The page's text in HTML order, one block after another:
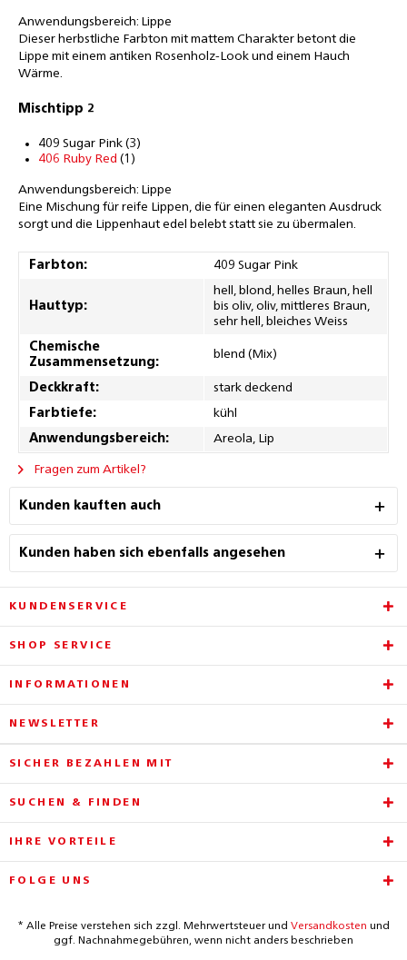
Anwendungsbereich: Lippe
Dieser herbstliche Farbton mit mattem Charakter betont die
Lippe mit einem antiken Rosenholz-Look und einem Hauch
Wärme.
Mischtipp 2
409 Sugar Pink (3)
406 Ruby Red (1)
Anwendungsbereich: Lippe
Eine Mischung für reife Lippen, die für einen eleganten Ausdruck
sorgt und die Lippenhaut edel belebt statt sie zu übermalen.
Farbton: 409 Sugar Pink
Hauttyp:
hell, blond, helles Braun, hell
bis oliv, oliv, mittleres Braun,
sehr hell, bleiches Weiss
Chemische
Zusammensetzung:
blend (Mix)
Deckkraft:
stark deckend
Farbtiefe:
kühl
Anwendungsbereich:
Areola, Lip
Fragen zum Artikel?
Kunden kauften auch
Kunden haben sich ebenfalls angesehen
KUNDENSERVICE
SHOP SERVICE
INFORMATIONEN
NEWSLETTER
SICHER BEZAHLEN MIT
SUCHEN & FINDEN
IHRE VORTEILE
FOLGE UNS
* Alle Preise verstehen sich zzgl. Mehrwertsteuer und Versandkosten und
ggf. Nachnahmegebühren, wenn nicht anders beschrieben